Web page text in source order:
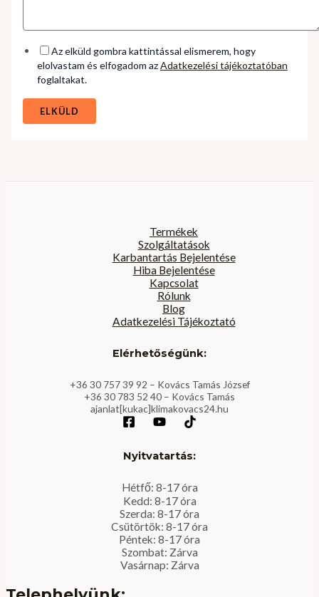
Az elküld gombra kattintással elismerem, hogy
elolvastam és elfogadom azAdatkezelési tájékoztatóban
foglaltakat.
ELKÜLD
Termékek
Szolgáltatások
Karbantartás Bejelentése
Hiba Bejelentése
Kapcsolat
Rólunk
Blog
Adatkezelési Tájékoztató
Elérhetőségünk:
+36 30 757 39 92 – Kovács Tamás József
+36 30 783 52 40 – Kovács Tamás
ajanlat[kukac]klimakovacs24.hu
Nyitvatartás:
Hétfő: 8-17 óra
Kedd: 8-17 óra
Szerda: 8-17 óra
Csütörtök: 8-17 óra
Péntek: 8-17 óra
Szombat: Zárva
Vasárnap: Zárva